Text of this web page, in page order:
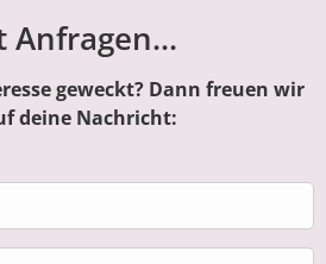
Anfragen...
geweckt? Dann freuen wir
deine Nachricht: